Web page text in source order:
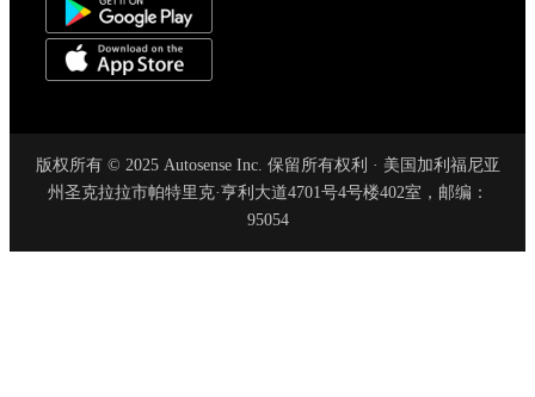
版权所有 © 2025 Autosense Inc. 保留所有权利 · 美国加利福尼亚
州圣克拉拉市帕特里克·亨利大道4701号4号楼402室，邮编：
95054